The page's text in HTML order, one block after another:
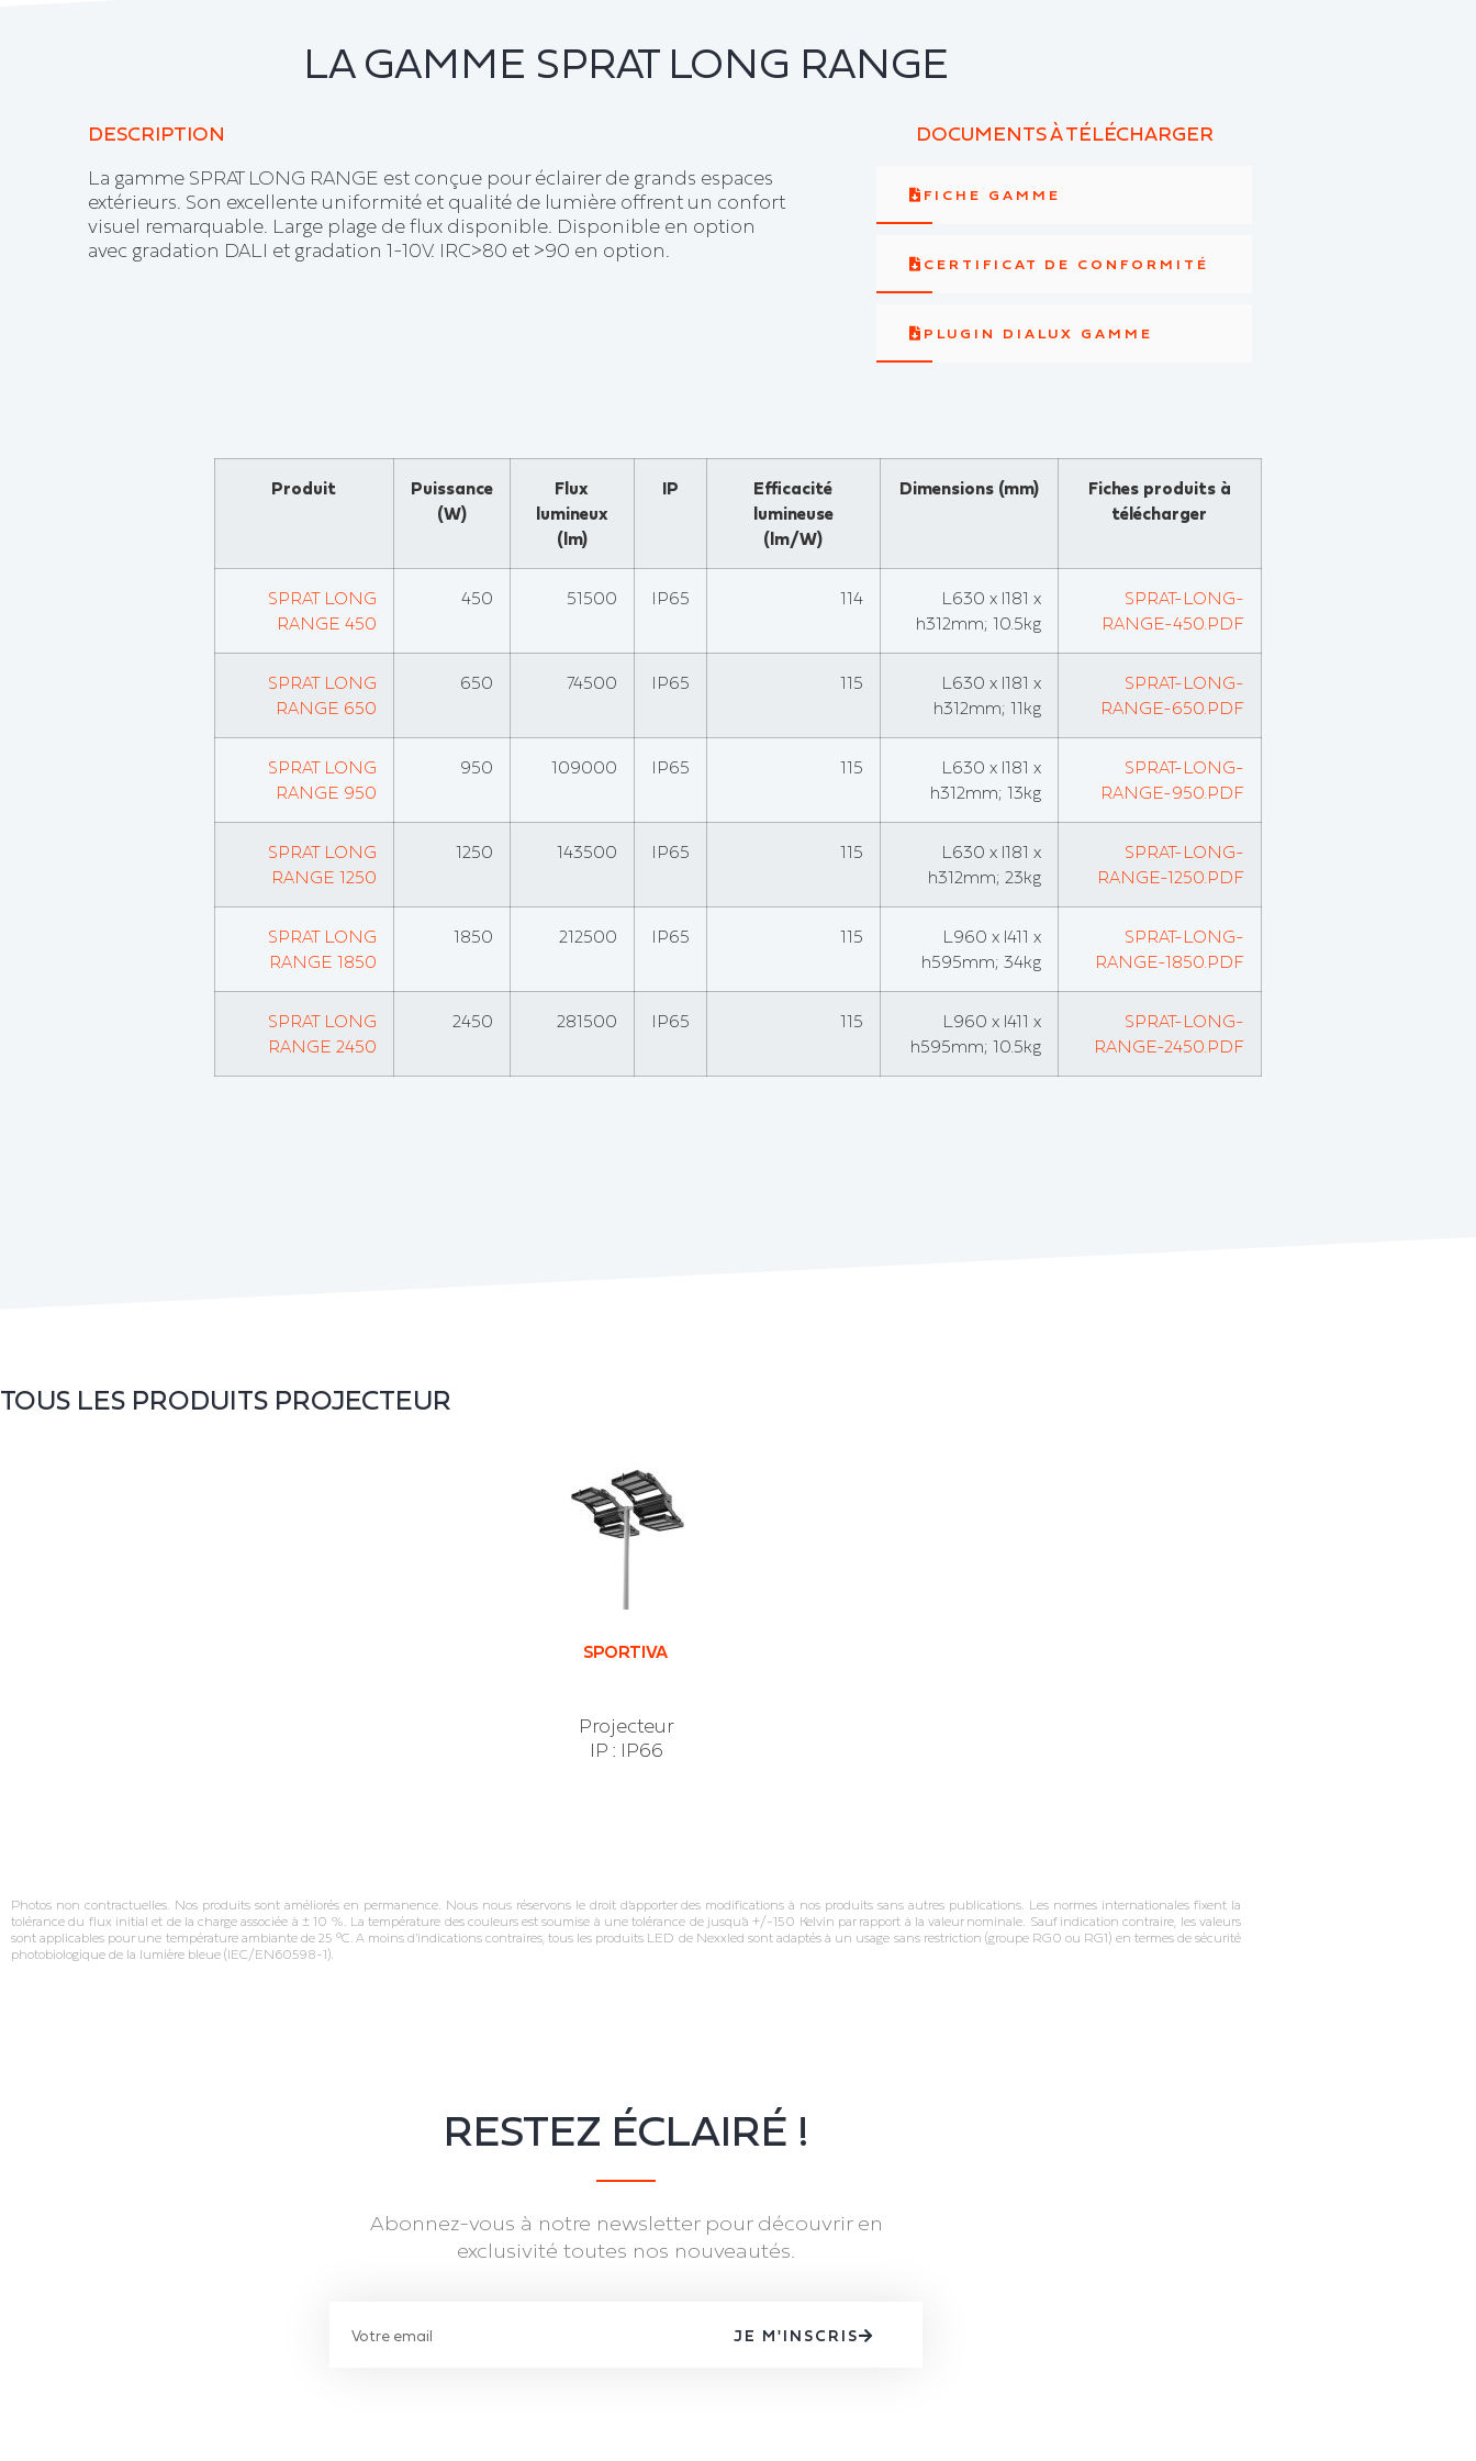
LA GAMME SPRAT LONG RANGE
DESCRIPTION
La gamme SPRAT LONG RANGE est conçue pour éclairer de grands espaces
extérieurs. Son excellente uniformité et qualité de lumière offrent un confort
visuel remarquable. Large plage de flux disponible. Disponible en option
avec gradation DALI et gradation 1-10V. IRC>80 et >90 en option.
DOCUMENTS À TÉLÉCHARGER
FICHE GAMME
CERTIFICAT DE CONFORMITÉ
PLUGIN DIALUX GAMME
Produit
Puissance
(W)
Flux
lumineux
(lm)
IP
Efficacité
lumineuse
(lm/W)
Dimensions (mm)
Fiches produits à
télécharger
SPRAT LONG
RANGE 450
450 51500 IP65 114
L630 x l181 x
h312mm; 10.5kg
SPRAT-LONG-
RANGE-450.PDF
SPRAT LONG
RANGE 650
650 74500 IP65 115
L630 x l181 x
h312mm; 11kg
SPRAT-LONG-
RANGE-650.PDF
SPRAT LONG
RANGE 950
950 109000 IP65 115
L630 x l181 x
h312mm; 13kg
SPRAT-LONG-
RANGE-950.PDF
SPRAT LONG
RANGE 1250
1250 143500 IP65 115
L630 x l181 x
h312mm; 23kg
SPRAT-LONG-
RANGE-1250.PDF
SPRAT LONG
RANGE 1850
1850 212500 IP65 115
L960 x l411 x
h595mm; 34kg
SPRAT-LONG-
RANGE-1850.PDF
SPRAT LONG
RANGE 2450
2450 281500 IP65 115
L960 x l411 x
h595mm; 10.5kg
SPRAT-LONG-
RANGE-2450.PDF
TOUS LES PRODUITS PROJECTEUR
SPORTIVA
Projecteur
IP : IP66
Photos non contractuelles. Nos produits sont améliorés en permanence. Nous nous réservons le droit d’apporter des modifications à nos produits sans autres publications. Les normes internationales fixent la
tolérance du flux initial et de la charge associée à ± 10 %. La température des couleurs est soumise à une tolérance de jusqu’à +/‐150 Kelvin par rapport à la valeur nominale. Sauf indication contraire, les valeurs
sont applicables pour une température ambiante de 25 °C. A moins d’indications contraires, tous les produits LED de Nexxled sont adaptés à un usage sans restriction (groupe RG0 ou RG1) en termes de sécurité
photobiologique de la lumière bleue (IEC/EN60598‐1).
RESTEZ ÉCLAIRÉ !
Abonnez-vous à notre newsletter pour découvrir en
exclusivité toutes nos nouveautés.
JE M'INSCRIS